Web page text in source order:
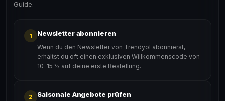
Guide.
1 Newsletter abonnieren
Wenn du den Newsletter von Trendyol abonnierst,
erhältst du oft einen exklusiven Willkommenscode von
10–15 % auf deine erste Bestellung.
2 Saisonale Angebote prüfen